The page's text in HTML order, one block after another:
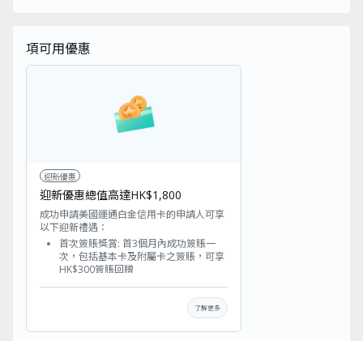
項可用優惠
迎新優惠
迎新優惠總值高達HK$1,800
成功申請美國運通白金信用卡的申請人可享
以下迎新禮遇：
首次簽賬獎賞: 首3個月內成功簽賬一
次，包括基本卡及附屬卡之簽賬，可享
HK$300簽賬回贈
迎新簽賬獎賞: 首3個月內成功簽賬滿
HK$10,000，包括基本卡及附屬卡之簽
了解更多